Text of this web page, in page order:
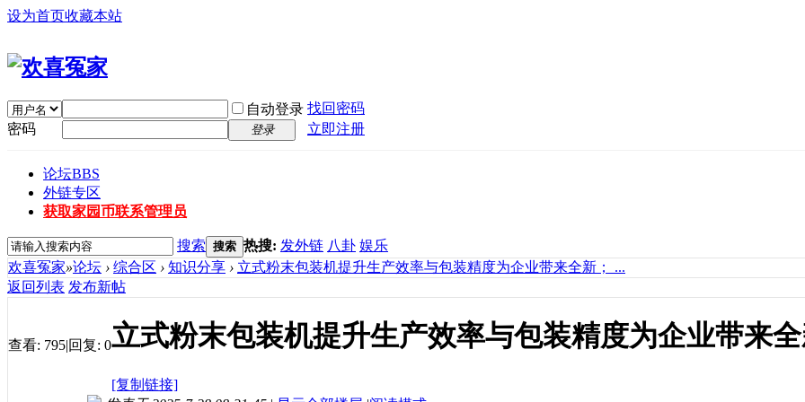
设为首页收藏本站
自动登录 找回密码
密码
登录 立即注册
论坛BBS
外链专区
获取家园币联系管理员
搜索 搜索 热搜: 发外链 八卦 娱乐
欢喜冤家»论坛 › 综合区 › 知识分享 › 立式粉末包装机提升生产效率与包装精度为企业带来全新； ...
返回列表 发布新帖
查看: 795|回复: 0立式粉末包装机提升生产效率与包装精度为企业带来
[复制链接]